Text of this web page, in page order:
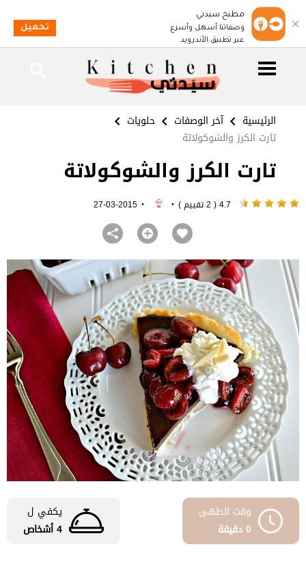
الرئيسية آخر الوصفات
حلويات
تارت الكرز والشوكولاتة
تارت الكرز والشوكولاتة
·
·
2015-03-27
وقت الطهى
0 دقيقة
يكفي ل
4 أشخاص
مطبخ سيدتي
وصفاتنا أسهل وأسرع
عبر تطبيق الأندرويد
تحميل